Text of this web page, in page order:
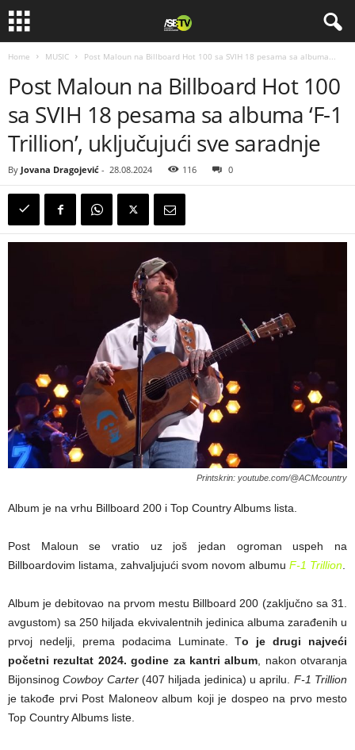
Home MUSIC Post Maloun na Billboard Hot 100 sa SVIH 18 pesama sa albuma...
Post Maloun na Billboard Hot 100
sa SVIH 18 pesama sa albuma ‘F-1
Trillion’, uključujući sve saradnje
By Jovana Dragojević - 28.08.2024 116 0
Printskrin: youtube.com/@ACMcountry
Album je na vrhu Billboard 200 i Top Country Albums lista.
Post Maloun se vratio uz još jedan ogroman uspeh na
Billboardovim listama, zahvaljujući svom novom albumu F-1 Trillion.
Album je debitovao na prvom mestu Billboard 200 (zaključno sa 31.
avgustom) sa 250 hiljada ekvivalentnih jedinica albuma zarađenih u
prvoj nedelji, prema podacima Luminate. To je drugi najveći
početni rezultat 2024. godine za kantri album, nakon otvaranja
BijonsinogCowboy Carter(407 hiljada jedinica) u aprilu. F-1 Trillion
je takođe prvi Post Maloneov album koji je dospeo na prvo mesto
Top Country Albums liste.